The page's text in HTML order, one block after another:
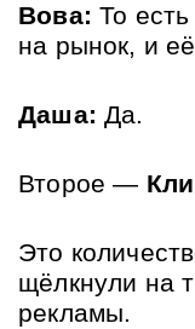
Вова: То
на рынок, и
Даша: Да.
Второе —
Это
щёлкнули на
рекламы.